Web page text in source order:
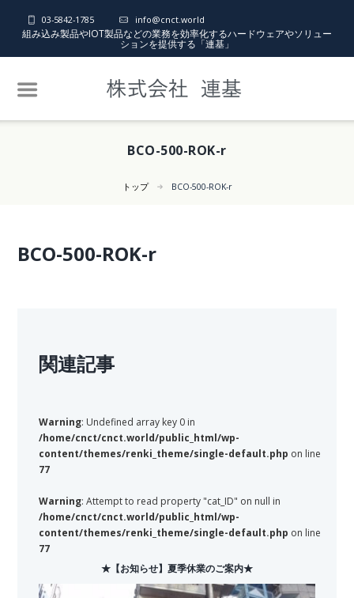
03-5842-1785 info@cnct.world
組み込み製品やIOT製品などの業務を効率化するハードウェアやソリュー
ションを提供する「連基」
BCO-500-ROK-r
トップ BCO-500-ROK-r
BCO-500-ROK-r
関連記事
Warning: Undefined array key 0 in
/home/cnct/cnct.world/public_html/wp-
content/themes/renki_theme/single-default.php on line
77
Warning: Attempt to read property "cat_ID" on null in
/home/cnct/cnct.world/public_html/wp-
content/themes/renki_theme/single-default.php on line
77
★【お知らせ】夏季休業のご案内★